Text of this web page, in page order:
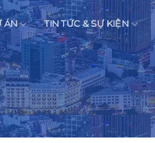
ÁN TIN TỨC & SỰ KIỆN